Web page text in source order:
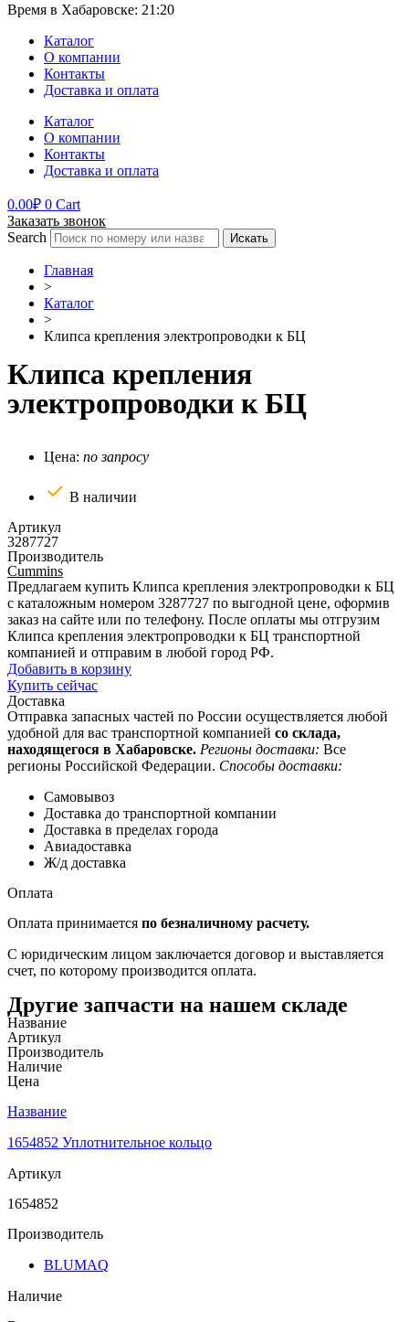
Время в Хабаровске: 21:20
Каталог
О компании
Контакты
Доставка и оплата
Каталог
О компании
Контакты
Доставка и оплата
0.00₽ 0 Cart
Заказать звонок
Search
Искать
Главная
>
Каталог
>
Клипса крепления электропроводки к БЦ
Клипса крепления
электропроводки к БЦ
Цена: по запросу
В наличии
Артикул
3287727
Производитель
Cummins
Предлагаем купить Клипса крепления электропроводки к БЦ
с каталожным номером 3287727 по выгодной цене, оформив
заказ на сайте или по телефону. После оплаты мы отгрузим
Клипса крепления электропроводки к БЦ транспортной
компанией и отправим в любой город РФ.
Добавить в корзину
Купить сейчас
Доставка
Отправка запасных частей по России осуществляется любой
удобной для вас транспортной компанией со склада,
находящегося в Хабаровске. Регионы доставки: Все
регионы Российской Федерации. Способы доставки:
Самовывоз
Доставка до транспортной компании
Доставка в пределах города
Авиадоставка
Ж/д доставка
Оплата
Оплата принимается по безналичному расчету.
С юридическим лицом заключается договор и выставляется
счет, по которому производится оплата.
Другие запчасти на нашем складе
Название
Артикул
Производитель
Наличие
Цена
Название
1654852 Уплотнительное кольцо
Артикул
1654852
Производитель
BLUMAQ
Наличие